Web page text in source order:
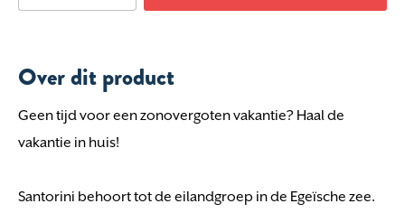
Over dit product
Geen tijd voor een zonovergoten vakantie? Haal de
vakantie in huis!
Santorini behoort tot de eilandgroep in de Egeïsche zee.